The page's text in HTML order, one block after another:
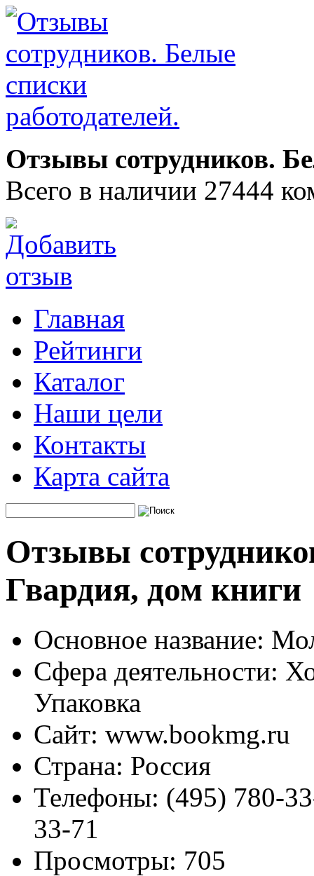
Отзывы сотрудников.
Всего в наличии 27444
Главная
Рейтинги
Каталог
Наши цели
Контакты
Карта сайта
Отзывы
Гвардия, дом книги
Основное название:
Сфера деятельности:
Упаковка
Сайт: www.bookmg.ru
Страна: Россия
Телефоны: (495) 780-
33-71
Просмотры: 705